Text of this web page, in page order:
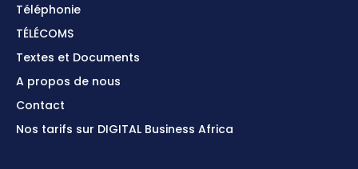
Téléphonie
TÉLÉCOMS
Textes et Documents
A propos de nous
Contact
Nos tarifs sur DIGITAL Business Africa